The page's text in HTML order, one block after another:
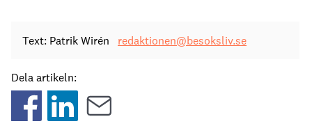
Text: Patrik Wirén redaktionen@besoksliv.se
Dela artikeln: